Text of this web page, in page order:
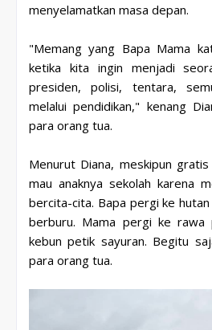
menyelamatkan masa depan.
"Memang yang Bapa Mama
ketika kita ingin menjadi
presiden, polisi, tentara,
melalui pendidikan," kenang
para orang tua.
Menurut Diana, meskipun
mau anaknya sekolah karena
bercita-cita. Bapa pergi ke
berburu. Mama pergi ke rawa
kebun petik sayuran. Begitu
para orang tua.